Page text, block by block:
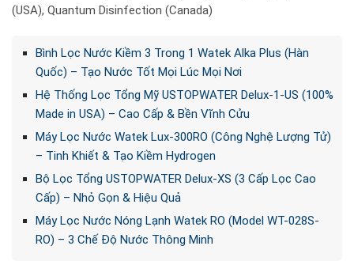
(USA), Quantum Disinfection (Canada)
Bình Lọc Nước Kiềm 3 Trong 1 Watek Alka Plus (Hàn
Quốc) – Tạo Nước Tốt Mọi Lúc Mọi Nơi
Hệ Thống Lọc Tổng Mỹ USTOPWATER Delux-1-US (100%
Made in USA) – Cao Cấp & Bền Vĩnh Cửu
Máy Lọc Nước Watek Lux-300RO (Công Nghệ Lượng Tử)
– Tinh Khiết & Tạo Kiềm Hydrogen
Bộ Lọc Tổng USTOPWATER Delux-XS (3 Cấp Lọc Cao
Cấp) – Nhỏ Gọn & Hiệu Quả
Máy Lọc Nước Nóng Lạnh Watek RO (Model WT-028S-
RO) – 3 Chế Độ Nước Thông Minh